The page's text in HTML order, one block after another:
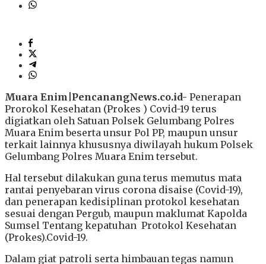
Muara Enim|PencanangNews.co.id- Penerapan
Prorokol Kesehatan (Prokes ) Covid-19 terus
digiatkan oleh Satuan Polsek Gelumbang Polres
Muara Enim beserta unsur Pol PP, maupun unsur
terkait lainnya khususnya diwilayah hukum Polsek
Gelumbang Polres Muara Enim tersebut.
Hal tersebut dilakukan guna terus memutus mata
rantai penyebaran virus corona disaise (Covid-19),
dan penerapan kedisiplinan protokol kesehatan
sesuai dengan Pergub, maupun maklumat Kapolda
Sumsel Tentang kepatuhan Protokol Kesehatan
(Prokes).Covid-19.
Dalam giat patroli serta himbauan tegas namun